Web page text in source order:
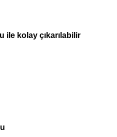
ile kolay çıkarılabilir